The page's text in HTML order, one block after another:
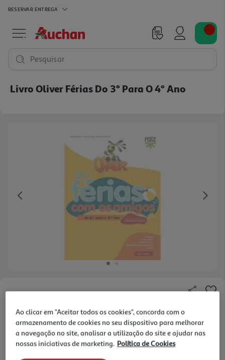
RESERVAR ENTREGA
Pesquisar
Livro Oliver Férias Do 3º Para O 4º Ano
Previous
Ref. / EAN:
9789897444401
5.39 €/un
-30%
Ao clicar em "Aceitar todos os cookies", concorda com o
armazenamento de cookies no seu dispositivo para melhorar
a navegação no site, analisar a utilização do site e ajudar nas
nossas iniciativas de marketing. Política de Cookies